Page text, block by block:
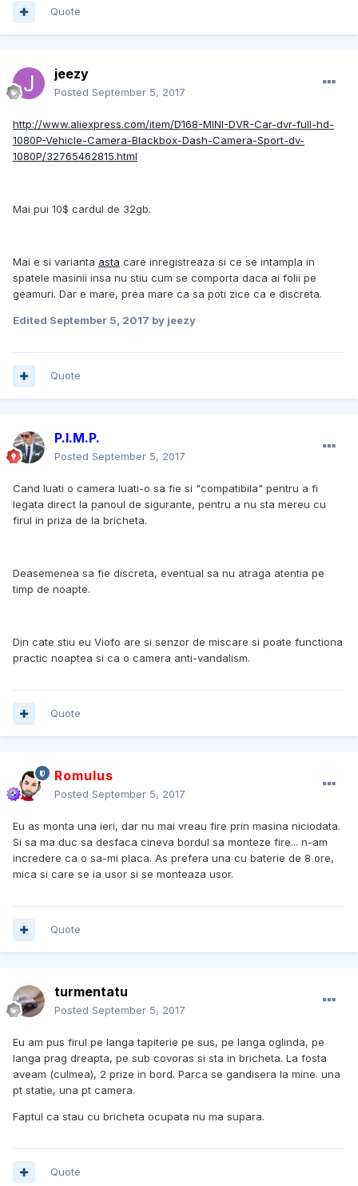
Quote
jeezy
Posted September 5, 2017
http://www.aliexpress.com/item/D168-MINI-DVR-Car-dvr-full-hd-
1080P-Vehicle-Camera-Blackbox-Dash-Camera-Sport-dv-
1080P/32765462815.html
Mai pui 10$ cardul de 32gb.
Mai e si varianta asta care inregistreaza si ce se intampla in
spatele masinii insa nu stiu cum se comporta daca ai folii pe
geamuri. Dar e mare, prea mare ca sa poti zice ca e discreta.
Edited September 5, 2017 by jeezy
Quote
P.I.M.P.
Posted September 5, 2017
Cand luati o camera luati-o sa fie si "compatibila" pentru a fi
legata direct la panoul de sigurante, pentru a nu sta mereu cu
firul in priza de la bricheta.
Deasemenea sa fie discreta, eventual sa nu atraga atentia pe
timp de noapte.
Din cate stiu eu Viofo are si senzor de miscare si poate functiona
practic noaptea si ca o camera anti-vandalism.
Quote
Romulus
Posted September 5, 2017
Eu as monta una ieri, dar nu mai vreau fire prin masina niciodata.
Si sa ma duc sa desfaca cineva bordul sa monteze fire... n-am
incredere ca o sa-mi placa. As prefera una cu baterie de 8 ore,
mica si care se ia usor si se monteaza usor.
Quote
turmentatu
Posted September 5, 2017
Eu am pus firul pe langa tapiterie pe sus, pe langa oglinda, pe
langa prag dreapta, pe sub covoras si sta in bricheta. La fosta
aveam (culmea), 2 prize in bord. Parca se gandisera la mine. una
pt statie, una pt camera.
Faptul ca stau cu bricheta ocupata nu ma supara.
Quote